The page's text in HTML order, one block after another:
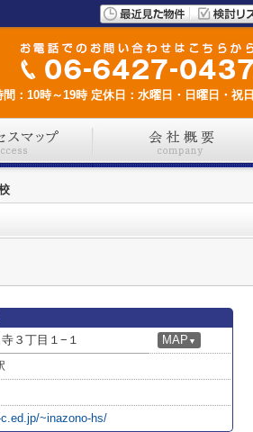
間：10時～19時 定休日：水曜日・日曜日・祝日
３丁目１−１ MAP ▼
~inazono-hs/